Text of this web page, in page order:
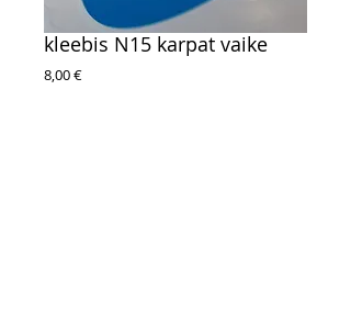
kleebis N15 karpat vaike
8,00 €Цена